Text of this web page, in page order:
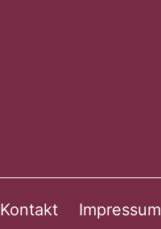
Kontakt Impressum